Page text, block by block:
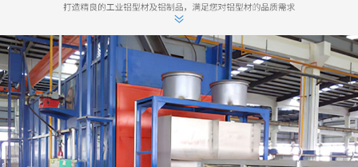
USB外壳生产 USB外壳销售